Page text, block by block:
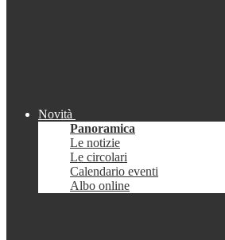
Novità
Panoramica
Le notizie
Le circolari
Calendario eventi
Albo online